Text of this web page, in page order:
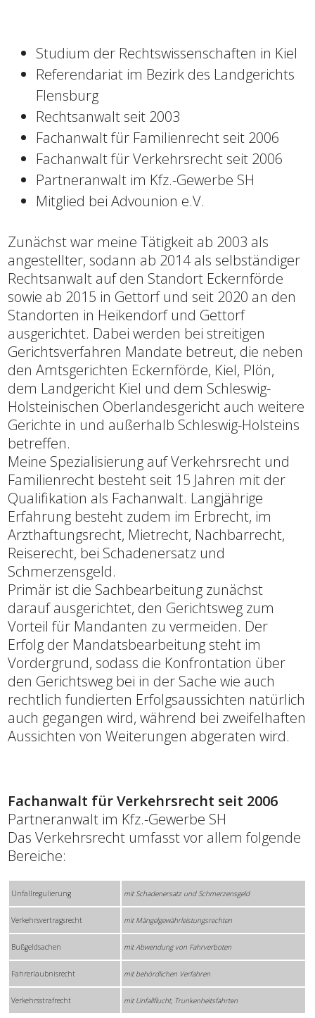
Studium der Rechtswissenschaften in Kiel
Referendariat im Bezirk des Landgerichts
Flensburg
Rechtsanwalt seit 2003
Fachanwalt für Familienrecht seit 2006
Fachanwalt für Verkehrsrecht seit 2006
Partneranwalt im Kfz.-Gewerbe SH
Mitglied bei Advounion e.V.
Zunächst war meine Tätigkeit ab 2003 als
angestellter, sodann ab 2014 als selbständiger
Rechtsanwalt auf den Standort Eckernförde
sowie ab 2015 in Gettorf und seit 2020 an den
Standorten in Heikendorf und Gettorf
ausgerichtet. Dabei werden bei streitigen
Gerichtsverfahren Mandate betreut, die neben
den Amtsgerichten Eckernförde, Kiel, Plön,
dem Landgericht Kiel und dem Schleswig-
Holsteinischen Oberlandesgericht auch weitere
Gerichte in und außerhalb Schleswig-Holsteins
betreffen.
Meine Spezialisierung auf Verkehrsrecht und
Familienrecht besteht seit 15 Jahren mit der
Qualifikation als Fachanwalt. Langjährige
Erfahrung besteht zudem im Erbrecht, im
Arzthaftungsrecht, Mietrecht, Nachbarrecht,
Reiserecht, bei Schadenersatz und
Schmerzensgeld.
Primär ist die Sachbearbeitung zunächst
darauf ausgerichtet, den Gerichtsweg zum
Vorteil für Mandanten zu vermeiden. Der
Erfolg der Mandatsbearbeitung steht im
Vordergrund, sodass die Konfrontation über
den Gerichtsweg bei in der Sache wie auch
rechtlich fundierten Erfolgsaussichten natürlich
auch gegangen wird, während bei zweifelhaften
Aussichten von Weiterungen abgeraten wird.
Fachanwalt für Verkehrsrecht seit 2006
Partneranwalt im Kfz.-Gewerbe SH
Das Verkehrsrecht umfasst vor allem folgende
Bereiche:
Unfallregulierung mit Schadenersatz und Schmerzensgeld
Verkehrsvertragsrecht mit Mängelgewährleistungsrechten
Bußgeldsachen mit Abwendung von Fahrverboten
Fahrerlaubnisrecht mit behördlichen Verfahren
Verkehrsstrafrecht mit Unfallflucht, Trunkenheitsfahrten